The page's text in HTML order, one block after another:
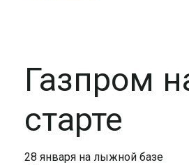
Газпром
старте
28 января на лыжной базе